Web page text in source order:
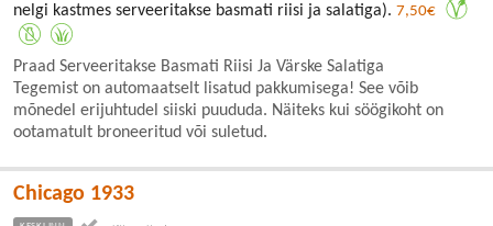
nelgi kastmes serveeritakse basmati riisi ja salatiga). 7,50€
Praad Serveeritakse Basmati Riisi Ja Värske Salatiga
Tegemist on automaatselt lisatud pakkumisega! See võib
mõnedel erijuhtudel siiski puududa. Näiteks kui söögikoht on
ootamatult broneeritud või suletud.
Chicago 1933